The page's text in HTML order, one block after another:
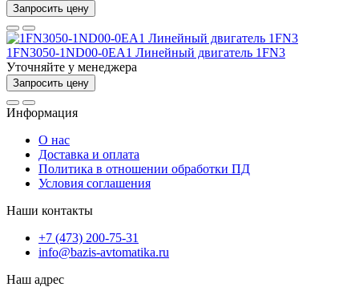
Запросить цену
1FN3050-1ND00-0EA1 Линейный двигатель 1FN3
Уточняйте у менеджера
Запросить цену
Информация
О нас
Доставка и оплата
Политика в отношении обработки ПД
Условия соглашения
Наши контакты
+7 (473) 200-75-31
info@bazis-avtomatika.ru
Наш адрес